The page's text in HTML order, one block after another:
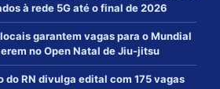
à rede 5G até o final de 2026
garantem vagas para o Mundial
no Open Natal de Jiu-jitsu
do RN divulga edital com 175 vagas